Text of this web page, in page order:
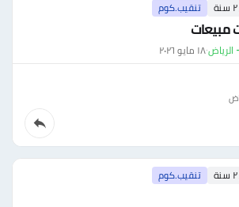
تنقيب.كوم
مبيعات
·١٨ مايو ٢٠٢٦
تنقيب.كوم